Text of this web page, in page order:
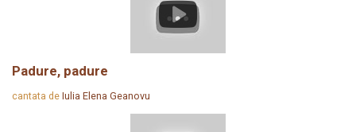
Padure, padure
cantata de Iulia Elena Geanovu